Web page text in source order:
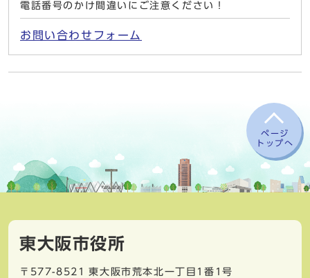
電話番号のかけ間違いにご注意ください！
お問い合わせフォーム
ページ
トップへ
東大阪市役所
〒577-8521
東大阪市荒本北一丁目1番1号